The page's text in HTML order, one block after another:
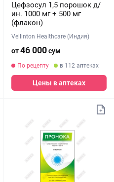
Цефзосул 1,5 порошок д/
ин. 1000 мг + 500 мг
(флакон)
Vellinton Healthcare (Индия)
от46 000сум
По рецепту в 112 аптеках
Цены в аптеках